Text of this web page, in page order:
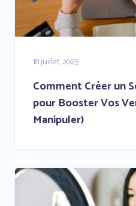
18 juillet, 2025
Comment Créer un
pour Booster Vos
Manipuler)